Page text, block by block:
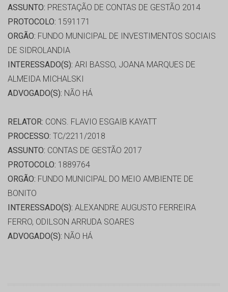
ASSUNTO: PRESTAÇÃO DE CONTAS DE GESTÃO 2014
PROTOCOLO: 1591171
ORGÃO: FUNDO MUNICIPAL DE INVESTIMENTOS SOCIAIS
DE SIDROLANDIA
INTERESSADO(S): ARI BASSO, JOANA MARQUES DE
ALMEIDA MICHALSKI
ADVOGADO(S): NÃO HÁ
RELATOR: CONS. FLAVIO ESGAIB KAYATT
PROCESSO: TC/2211/2018
ASSUNTO: CONTAS DE GESTÃO 2017
PROTOCOLO: 1889764
ORGÃO: FUNDO MUNICIPAL DO MEIO AMBIENTE DE
BONITO
INTERESSADO(S): ALEXANDRE AUGUSTO FERREIRA
FERRO, ODILSON ARRUDA SOARES
ADVOGADO(S): NÃO HÁ